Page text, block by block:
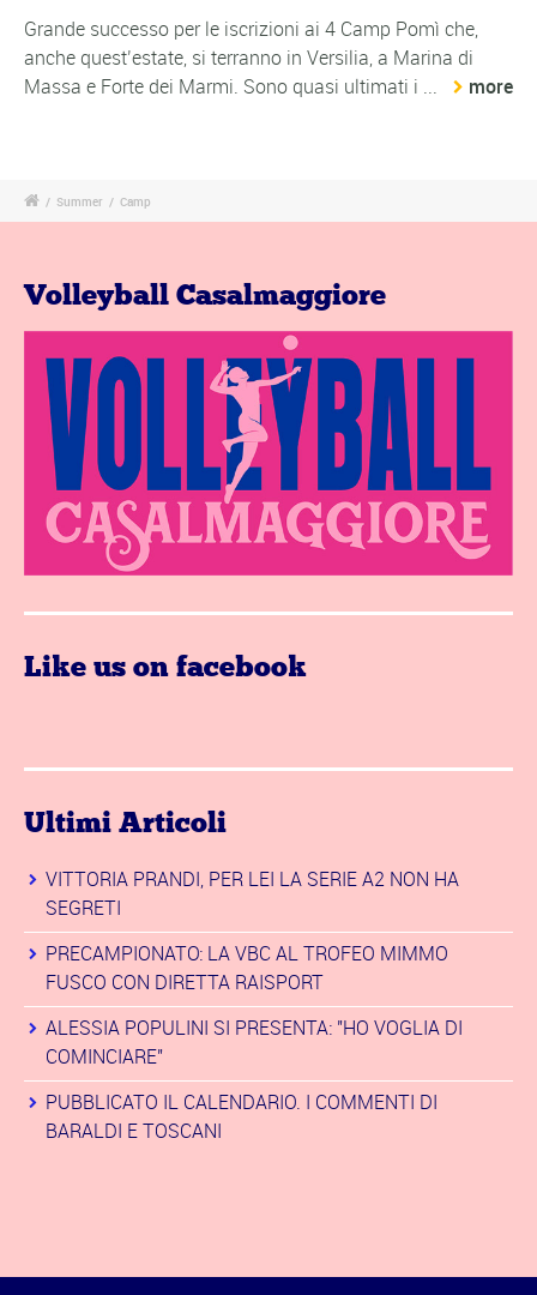
Grande successo per le iscrizioni ai 4 Camp Pomì che,
anche quest’estate, si terranno in Versilia, a Marina di
Massa e Forte dei Marmi. Sono quasi ultimati i ...
more
/ Summer / Camp
Volleyball Casalmaggiore
Like us on facebook
Ultimi Articoli
VITTORIA PRANDI, PER LEI LA SERIE A2 NON HA
SEGRETI
PRECAMPIONATO: LA VBC AL TROFEO MIMMO
FUSCO CON DIRETTA RAISPORT
ALESSIA POPULINI SI PRESENTA: "HO VOGLIA DI
COMINCIARE"
PUBBLICATO IL CALENDARIO. I COMMENTI DI
BARALDI E TOSCANI